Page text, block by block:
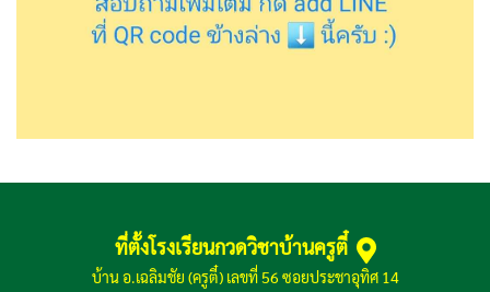
ที่ตั้งโรงเรียนกวดวิชาบ้านครูตี๋
บ้าน อ.เฉลิมชัย (ครูตี๋) เลขที่ 56 ซอยประชาอุทิศ 14